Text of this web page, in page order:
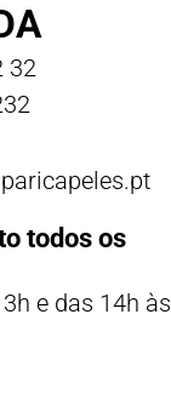
32
todos os
e das 14h às